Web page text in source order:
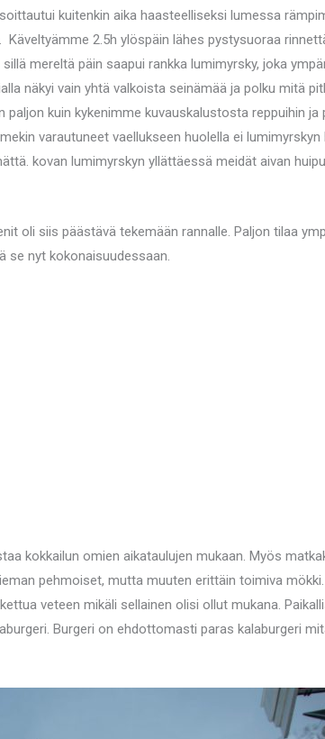
kuitenkin aika haasteelliseksi lumessa
2.5h ylöspäin lähes pystysuoraa
mereltä päin saapui rankka lumimyrsky, joka
näkyi vain yhtä valkoista seinämää ja polku mitä
kuin kykenimme kuvauskalustosta reppuihin ja
varautuneet vaellukseen huolella ei
kovan lumimyrskyn yllättäessä meidät aivan
oli siis päästävä tekemään rannalle. Paljon tilaa
se nyt kokonaisuudessaan.
kokkailun omien aikataulujen mukaan. Myös
pehmoiset, mutta muuten erittäin toimiva
veteen mikäli sellainen olisi ollut mukana.
Burgeri on ehdottomasti paras kalaburgeri